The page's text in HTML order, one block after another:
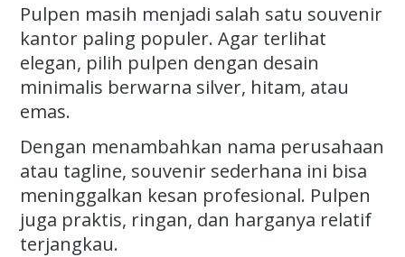
Pulpen masih menjadi salah satu souvenir
kantor paling populer. Agar terlihat
elegan, pilih pulpen dengan desain
minimalis berwarna silver, hitam, atau
emas.
Dengan menambahkan nama perusahaan
atau tagline, souvenir sederhana ini bisa
meninggalkan kesan profesional. Pulpen
juga praktis, ringan, dan harganya relatif
terjangkau.